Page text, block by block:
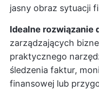
jasny obraz sytuacji
Idealne rozwiązanie
zarządzających
praktycznego
śledzenia faktur,
finansowej lub